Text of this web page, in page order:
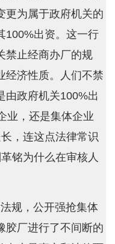
更为属于政府机关的
100%出资。这一行
禁止经商办厂的规
经济性质。人们不禁
由政府机关100%出
业，还是集体企业
，连这点法律常识
铭为什么在审核人
规，公开强抢集体
胶厂进行了不间断的